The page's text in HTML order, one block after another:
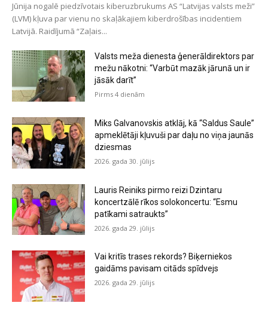
Jūnija nogalē piedzīvotais kiberuzbrukums AS “Latvijas valsts meži”
(LVM) kļuva par vienu no skaļākajiem kiberdrošības incidentiem
Latvijā. Raidījumā “Zaļais...
Valsts meža dienesta ģenerāldirektors par
mežu nākotni: “Varbūt mazāk jārunā un ir
jāsāk darīt”
Pirms 4 dienām
Miks Galvanovskis atklāj, kā “Saldus Saule”
apmeklētāji kļuvuši par daļu no viņa jaunās
dziesmas
2026. gada 30. jūlijs
Lauris Reiniks pirmo reizi Dzintaru
koncertzālē rīkos solokoncertu: “Esmu
patīkami satraukts”
2026. gada 29. jūlijs
Vai kritīs trases rekords? Biķerniekos
gaidāms pavisam citāds spīdvejs
2026. gada 29. jūlijs